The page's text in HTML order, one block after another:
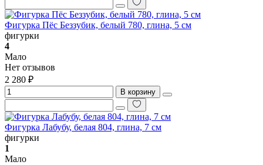
Фигурка Пёс Беззубик, белый 780, глина, 5 см
фигурки
4
Мало
Нет отзывов
2 280 ₽
В корзину
Фигурка Лабубу, белая 804, глина, 7 см
фигурки
1
Мало